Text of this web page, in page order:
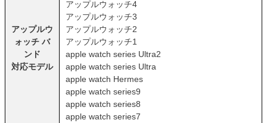
アップルウ
ォッチ バ
ンド
対応モデル
アップルウォッチ4
アップルウォッチ3
アップルウォッチ2
アップルウォッチ1
apple watch series Ultra2
apple watch series Ultra
apple watch Hermes
apple watch series9
apple watch series8
apple watch series7